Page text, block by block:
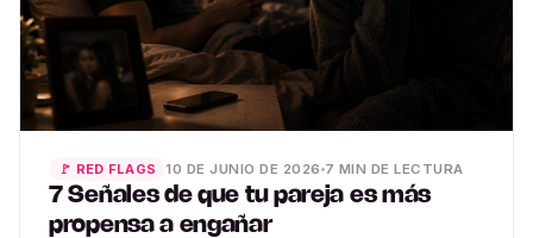
🚩 RED FLAGS 10 DE JUNIO DE 2026 7 MIN DE LECTURA
7 Señales de que tu pareja es más
propensa a engañar